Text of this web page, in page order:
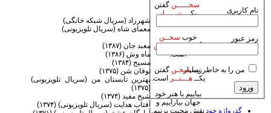
شهرزاد (سریال شبکه خانگی)
معمای شاه (سریال تلویزیونی)
معبد جان (۱۳۸۷)
ماه وش (۱۳۸۶)
مسیح (۱۳۸۴)
توفان شن (۱۳۷۵)
بهترین تابستان من (سریال تلویزیونی)
(۱۳۷۵)
شیخ مفید (۱۳۷۴)
آفتاب هدایت (سریال تلویزیونی) (۱۳۷۴)
سخـــــنگفتن
یکـــنیـــــاز
خوب سخــن
گفتن یکـفـــــن
است.
زیباسخـن گفتن
یکــهـــنــر
است.
بیاییم با هنر خود
جهان بیاراییم و
نقش محبت بزنیم.
نام کاربری
رمز عبور
من را به خاطر بسپار
گذرواژه خود